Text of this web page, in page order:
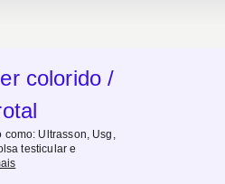
colorido /
como: Ultrasson, Usg,
testicular e